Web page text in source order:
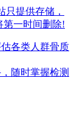
只提供存储，
第一时间删除!
各类人群骨质
随时掌握检测